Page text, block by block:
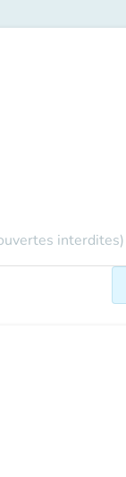
interdites)